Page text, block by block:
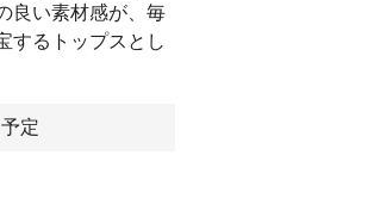
良い素材感が、毎
するトップスとし
定